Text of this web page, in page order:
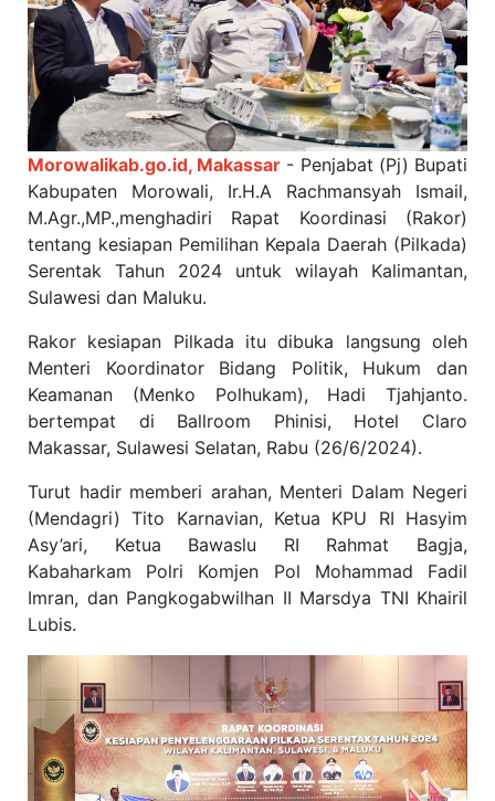
Morowalikab.go.id, Makassar - Penjabat (Pj) Bupati
Kabupaten Morowali, Ir.H.A Rachmansyah Ismail,
M.Agr.,MP.,menghadiri Rapat Koordinasi (Rakor)
tentang kesiapan Pemilihan Kepala Daerah (Pilkada)
Serentak Tahun 2024 untuk wilayah Kalimantan,
Sulawesi dan Maluku.
Rakor kesiapan Pilkada itu dibuka langsung oleh
Menteri Koordinator Bidang Politik, Hukum dan
Keamanan (Menko Polhukam), Hadi Tjahjanto.
bertempat di Ballroom Phinisi, Hotel Claro
Makassar, Sulawesi Selatan, Rabu (26/6/2024).
Turut hadir memberi arahan, Menteri Dalam Negeri
(Mendagri) Tito Karnavian, Ketua KPU RI Hasyim
Asy’ari, Ketua Bawaslu RI Rahmat Bagja,
Kabaharkam Polri Komjen Pol Mohammad Fadil
Imran, dan Pangkogabwilhan II Marsdya TNI Khairil
Lubis.